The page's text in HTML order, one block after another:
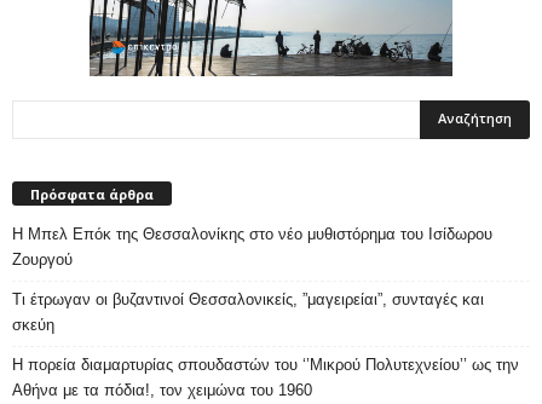
Πρόσφατα άρθρα
Η Μπελ Επόκ της Θεσσαλονίκης στο νέο μυθιστόρημα του Ισίδωρου
Ζουργού
Τι έτρωγαν οι βυζαντινοί Θεσσαλονικείς, ”μαγειρείαι”, συνταγές και
σκεύη
Η πορεία διαμαρτυρίας σπουδαστών του ‘’Μικρού Πολυτεχνείου’’ ως την
Αθήνα με τα πόδια!, τον χειμώνα του 1960